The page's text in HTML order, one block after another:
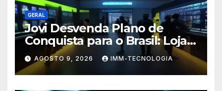
GERAL
Jovi Desvenda Plano de
Conquista para o Brasil: Lojas
Físicas e Celulares
Personalizados
AGOSTO 9, 2026 IMM-TECNOLOGIA